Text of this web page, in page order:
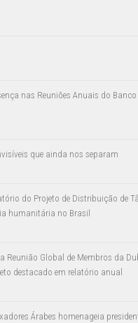
nas Reuniões Anuais do
que ainda nos separam
do Projeto de Distribuição de
humanitária no Brasil
Reunião Global de Membros da
destacado em relatório anual
Árabes homenageia